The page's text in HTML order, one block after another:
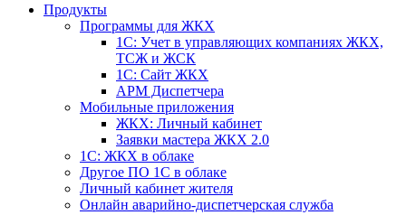
Продукты
Программы для ЖКХ
1С: Учет в управляющих компаниях ЖКХ,
ТСЖ и ЖСК
1С: Сайт ЖКХ
АРМ Диспетчера
Мобильные приложения
ЖКХ: Личный кабинет
Заявки мастера ЖКХ 2.0
1С: ЖКХ в облаке
Другое ПО 1С в облаке
Личный кабинет жителя
Онлайн аварийно-диспетчерская служба